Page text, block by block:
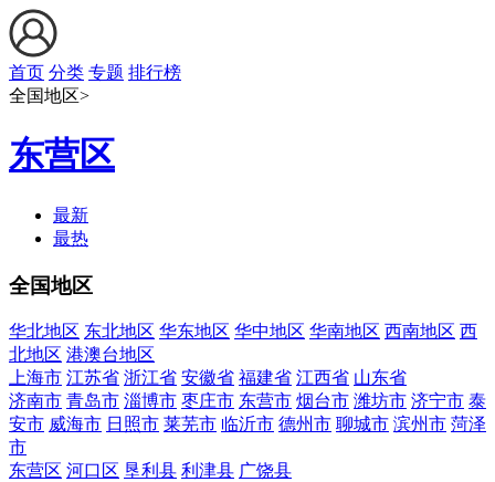
首页 分类 专题 排行榜
全国地区>
东营区
最新
最热
全国地区
华北地区 东北地区 华东地区 华中地区 华南地区 西南地区 西
北地区 港澳台地区
上海市 江苏省 浙江省 安徽省 福建省 江西省 山东省
济南市 青岛市 淄博市 枣庄市 东营市 烟台市 潍坊市 济宁市 泰
安市 威海市 日照市 莱芜市 临沂市 德州市 聊城市 滨州市 菏泽
市
东营区 河口区 垦利县 利津县 广饶县